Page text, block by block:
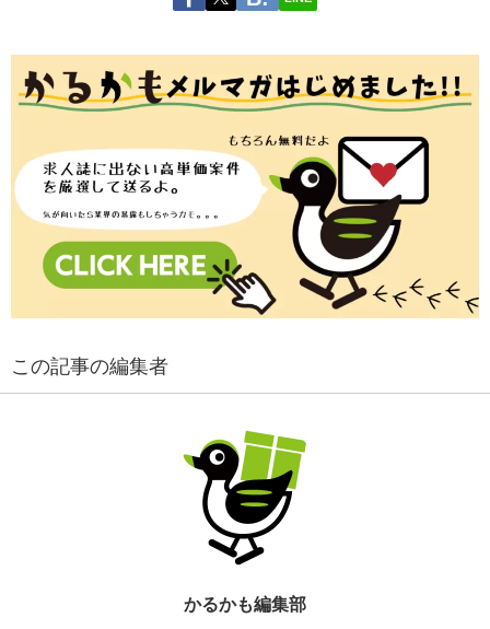
この記事の編集者
かるかも編集部